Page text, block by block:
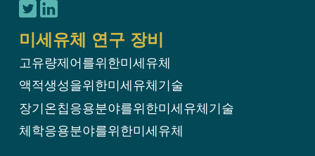
미세유체 연구 장비
고유량제어를위한미세유체
액적생성을위한미세유체기술
장기온칩응용분야를위한미세유체기술
체학응용분야를위한미세유체